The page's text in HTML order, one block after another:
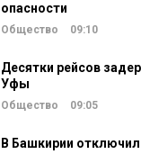
опасности
Общество 09:10
Десятки рейсов
Уфы
Общество 09:05
В Башкирии